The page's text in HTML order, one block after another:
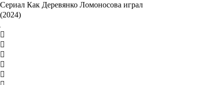
Сериал Как Деревянко Ломоносова играл
(2024)